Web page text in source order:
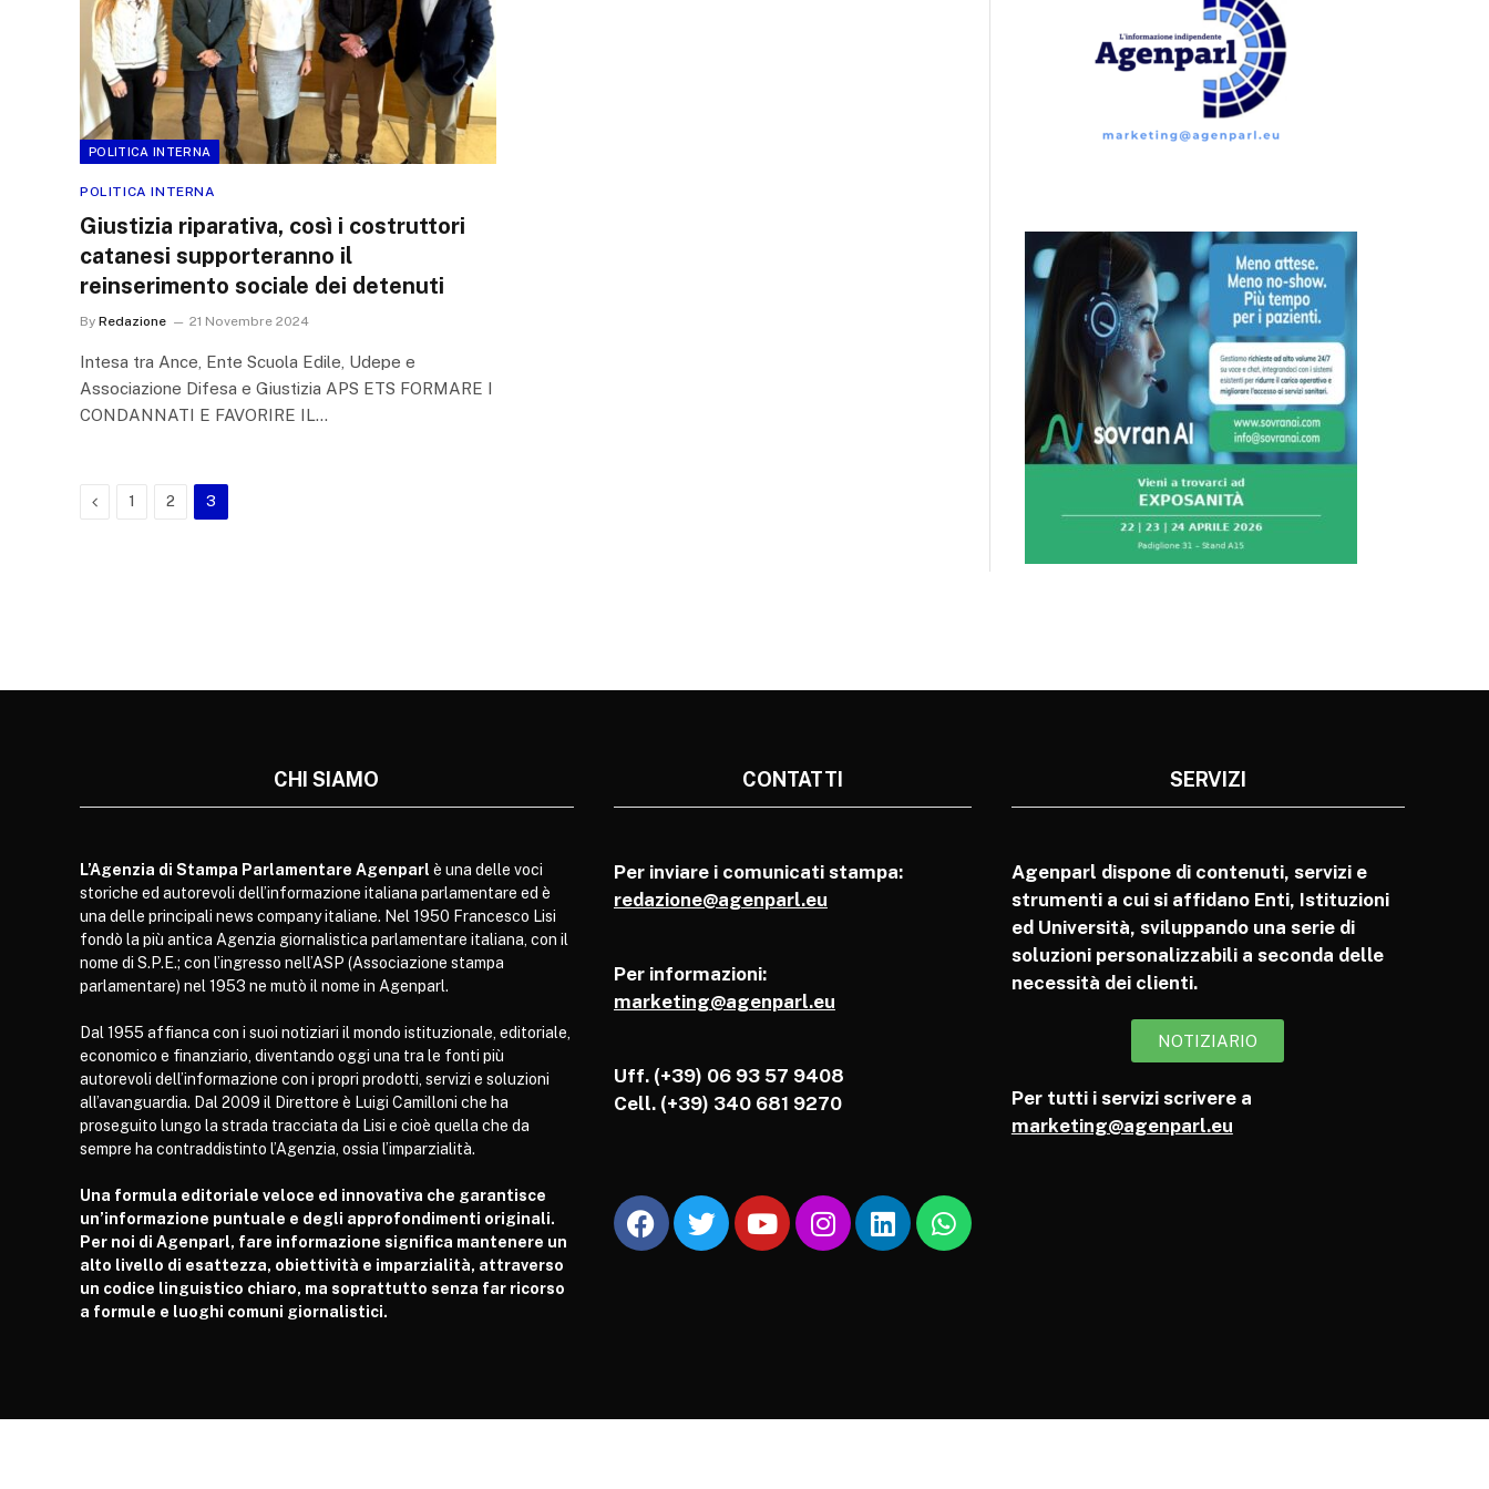
POLITICA INTERNA
POLITICA INTERNA
Giustizia riparativa, così i costruttori
catanesi supporteranno il
reinserimento sociale dei detenuti
By Redazione 21 Novembre 2024
Intesa tra Ance, Ente Scuola Edile, Udepe e
Associazione Difesa e Giustizia APS ETS FORMARE I
CONDANNATI E FAVORIRE IL…
Previous
1 2 3
CHI SIAMO
L’Agenzia di Stampa Parlamentare Agenparl è una delle voci
storiche ed autorevoli dell’informazione italiana parlamentare ed è
una delle principali news company italiane. Nel 1950 Francesco Lisi
fondò la più antica Agenzia giornalistica parlamentare italiana, con il
nome di S.P.E.; con l’ingresso nell’ASP (Associazione stampa
parlamentare) nel 1953 ne mutò il nome in Agenparl.
Dal 1955 affianca con i suoi notiziari il mondo istituzionale, editoriale,
economico e finanziario, diventando oggi una tra le fonti più
autorevoli dell’informazione con i propri prodotti, servizi e soluzioni
all’avanguardia. Dal 2009 il Direttore è Luigi Camilloni che ha
proseguito lungo la strada tracciata da Lisi e cioè quella che da
sempre ha contraddistinto l’Agenzia, ossia l’imparzialità.
Una formula editoriale veloce ed innovativa che garantisce
un’informazione puntuale e degli approfondimenti originali.
Per noi di Agenparl, fare informazione significa mantenere un
alto livello di esattezza, obiettività e imparzialità, attraverso
un codice linguistico chiaro, ma soprattutto senza far ricorso
a formule e luoghi comuni giornalistici.
CONTATTI
Per inviare i comunicati stampa:
redazione@agenparl.eu
Per informazioni:
marketing@agenparl.eu
Uff. (+39) 06 93 57 9408
Cell. (+39) 340 681 9270
SERVIZI
Agenparl dispone di contenuti, servizi e
strumenti a cui si affidano Enti, Istituzioni
ed Università, sviluppando una serie di
soluzioni personalizzabili a seconda delle
necessità dei clienti.
NOTIZIARIO
Per tutti i servizi scrivere a
marketing@agenparl.eu